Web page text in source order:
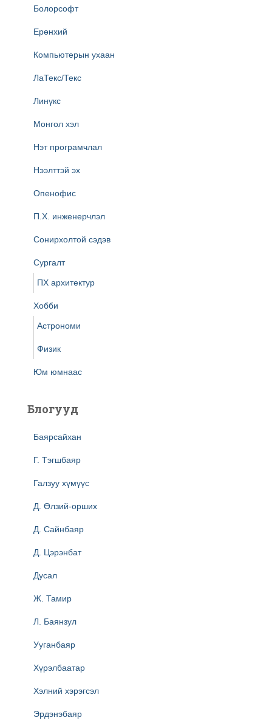
Болорсофт
Ерөнхий
Компьютерын ухаан
ЛаТекс/Текс
Линүкс
Монгол хэл
Нэт програмчлал
Нээлттэй эх
Опенофис
П.Х. инженерчлэл
Сонирхолтой сэдэв
Сургалт
ПХ архитектур
Хобби
Астрономи
Физик
Юм юмнаас
Блогууд
Баярсайхан
Г. Тэгшбаяр
Галзуу хүмүүс
Д. Өлзий-орших
Д. Сайнбаяр
Д. Цэрэнбат
Дусал
Ж. Тамир
Л. Баянзул
Ууганбаяр
Хүрэлбаатар
Хэлний хэрэгсэл
Эрдэнэбаяр